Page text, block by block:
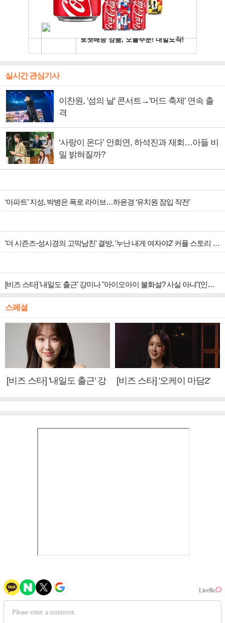
실시간 관심기사
이찬원, '섬의 날' 콘서트→'머드 축제' 연속 출
격
‘사랑이 온다’ 안희연, 하석진과 재회…아들 비
밀 밝혀질까?
‘아파트’ 지성, 박병은 폭로 라이브…하윤경 ‘유치원 잠입 작전’
'더 시즌즈-성시경의 고막남친' 결방, '누난 내게 여자야2' 커플 스토리 편성
[비즈 스타] '내일도 출근' 강미나 "아이오아이 불화설? 사실 아냐"(인터뷰)
스페셜
[비즈 스타] '내일도 출근' 강
[비즈 스타] '오케이 마담2'